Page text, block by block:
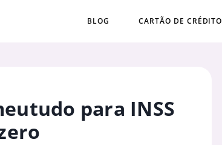
BLOG CARTÃO DE CRÉDITO
para INSS